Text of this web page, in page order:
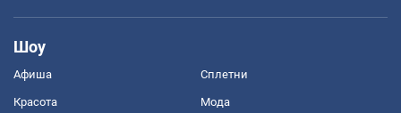
Шоу
Афиша Сплетни
Красота Мода